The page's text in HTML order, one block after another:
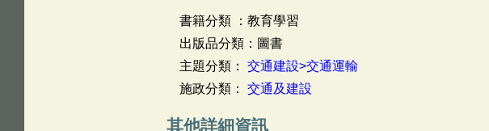
書籍分類 ：教育學習
出版品分類：圖書
主題分類： 交通建設>交通運輸
施政分類： 交通及建設
其他詳細資訊